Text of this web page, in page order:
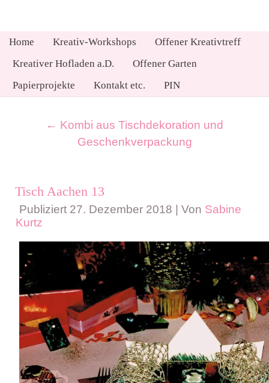
Home Kreativ-Workshops
Offener Kreativtreff
Kreativer Hofladen a.D.
Offener Garten
Papierprojekte
Kontakt etc. PIN
← Kombi aus Tischdekoration und
Geschenkverpackung
Tisch Aachen 13
Publiziert 27. Dezember 2018 Von Sabine
Kurtz